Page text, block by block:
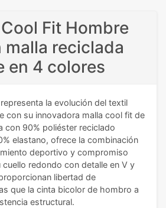
Fit Hombre
malla reciclada
en 4 colores
representa la evolución del textil
con su innovadora malla cool fit de
con 90% poliéster reciclado
elastano, ofrece la combinación
deportivo y compromiso
cuello redondo con detalle en V y
libertad de
que la cinta bicolor de hombro a
estructural.